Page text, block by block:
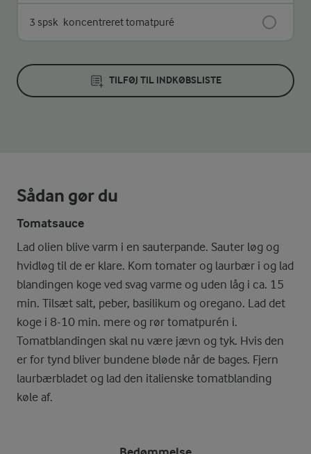
3 spsk koncentreret tomatpuré
TILFØJ TIL INDKØBSLISTE
Sådan gør du
Tomatsauce
Lad olien blive varm i en sauterpande. Sauter løg og
hvidløg til de er klare. Kom tomater og laurbær i og lad
blandingen koge ved svag varme og uden låg i ca. 15
min. Tilsæt salt, peber, basilikum og oregano. Lad det
koge i 8-10 min. mere og rør tomatpurén i.
Tomatblandingen skal nu være jævn og tyk. Hvis den
er for tynd bliver bundene bløde når de bages. Fjern
laurbærbladet og lad den italienske tomatblanding
køle af.